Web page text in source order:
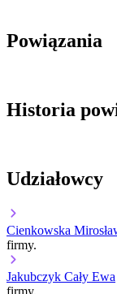
Powiązania
Historia
Udziałowcy
Cienkowska
firmy.
Jakubczyk Cały Ewa
firmy.